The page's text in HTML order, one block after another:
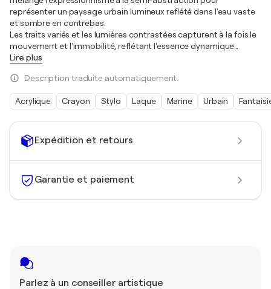
Expédition et retours
Garantie et paiement
Parlez à un conseiller artistique
représenter un paysage urbain lumineux reflété dans l'eau vaste
et sombre en contrebas.
Les traits variés et les lumières contrastées capturent à la fois le
mouvement et l'immobilité, reflétant l'essence dynamique
Lire plus
Description traduite automatiquement.
Acrylique Crayon Stylo Laque Marine Urbain